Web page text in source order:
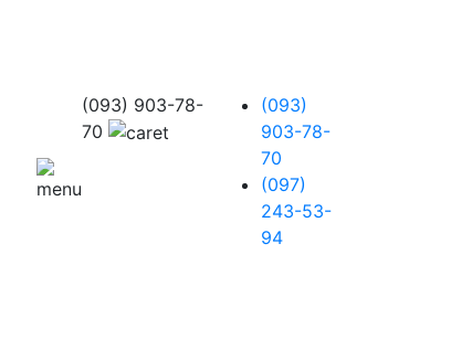
(093) 903-78-
70
(093)
903-78-
70
(097)
243-53-
94